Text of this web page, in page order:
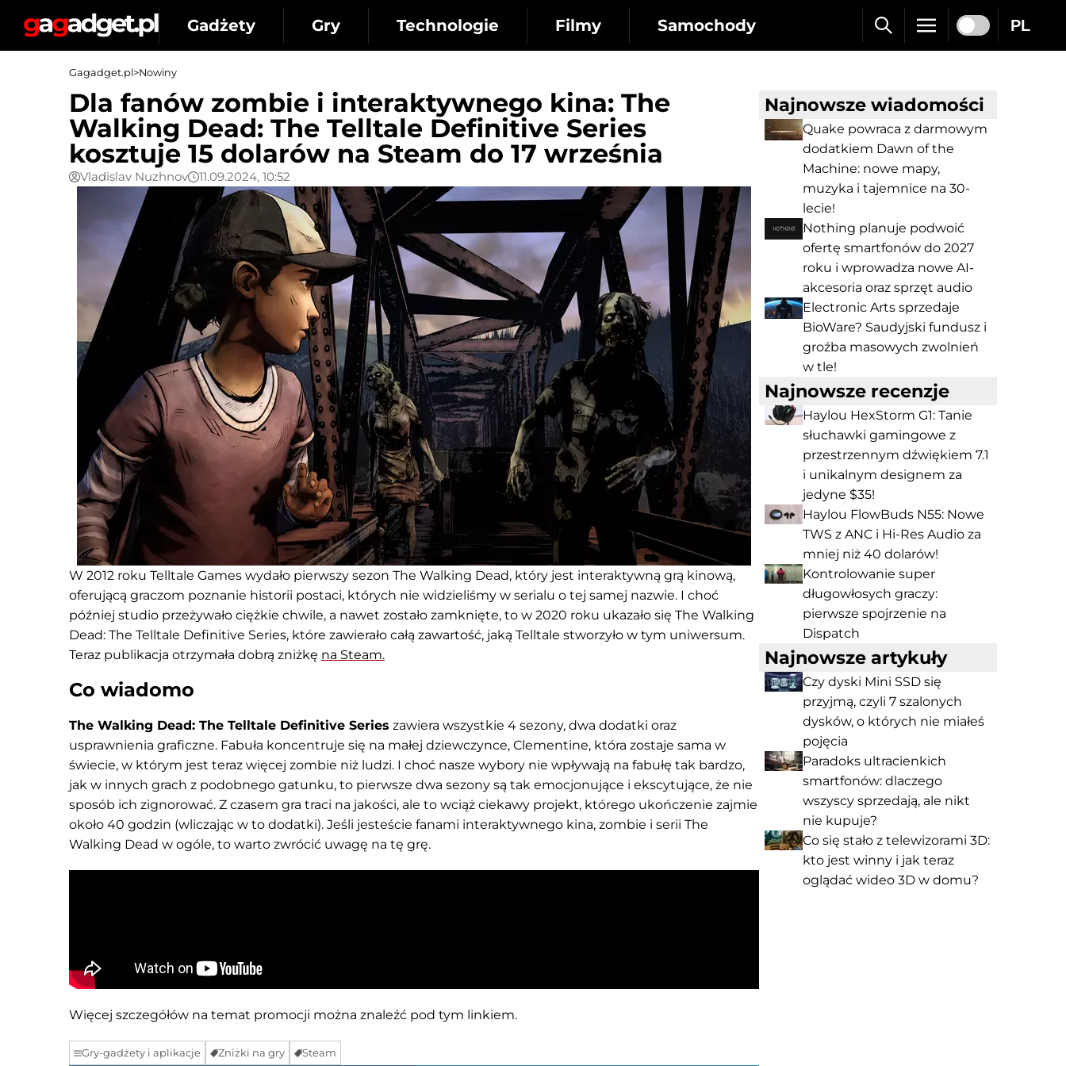
Gadżety Gry Technologie Filmy Samochody PL
Gagadget.pl>Nowiny
Dla fanów zombie i interaktywnego kina: The
Walking Dead: The Telltale Definitive Series
kosztuje 15 dolarów na Steam do 17 września
Vladislav Nuzhnov 11.09.2024, 10:52
W 2012 roku Telltale Games wydało pierwszy sezon The Walking Dead, który jest interaktywną grą kinową,
oferującą graczom poznanie historii postaci, których nie widzieliśmy w serialu o tej samej nazwie. I choć
później studio przeżywało ciężkie chwile, a nawet zostało zamknięte, to w 2020 roku ukazało się The Walking
Dead: The Telltale Definitive Series, które zawierało całą zawartość, jaką Telltale stworzyło w tym uniwersum.
Teraz publikacja otrzymała dobrą zniżkę na Steam.
Co wiadomo
The Walking Dead: The Telltale Definitive Series zawiera wszystkie 4 sezony, dwa dodatki oraz
usprawnienia graficzne. Fabuła koncentruje się na małej dziewczynce, Clementine, która zostaje sama w
świecie, w którym jest teraz więcej zombie niż ludzi. I choć nasze wybory nie wpływają na fabułę tak bardzo,
jak w innych grach z podobnego gatunku, to pierwsze dwa sezony są tak emocjonujące i ekscytujące, że nie
sposób ich zignorować. Z czasem gra traci na jakości, ale to wciąż ciekawy projekt, którego ukończenie zajmie
około 40 godzin (wliczając w to dodatki). Jeśli jesteście fanami interaktywnego kina, zombie i serii The
Walking Dead w ogóle, to warto zwrócić uwagę na tę grę.
Więcej szczegółów na temat promocji można znaleźć pod tym linkiem.
Gry-gadżety i aplikacje Zniżki na gry Steam
Najnowsze wiadomości
Quake powraca z darmowym
dodatkiem Dawn of the
Machine: nowe mapy,
muzyka i tajemnice na 30-
lecie!
Nothing planuje podwoić
ofertę smartfonów do 2027
roku i wprowadza nowe AI-
akcesoria oraz sprzęt audio
Electronic Arts sprzedaje
BioWare? Saudyjski fundusz i
groźba masowych zwolnień
w tle!
Najnowsze recenzje
Haylou HexStorm G1: Tanie
słuchawki gamingowe z
przestrzennym dźwiękiem 7.1
i unikalnym designem za
jedyne $35!
Haylou FlowBuds N55: Nowe
TWS z ANC i Hi-Res Audio za
mniej niż 40 dolarów!
Kontrolowanie super
długowłosych graczy:
pierwsze spojrzenie na
Dispatch
Najnowsze artykuły
Czy dyski Mini SSD się
przyjmą, czyli 7 szalonych
dysków, o których nie miałeś
pojęcia
Paradoks ultracienkich
smartfonów: dlaczego
wszyscy sprzedają, ale nikt
nie kupuje?
Co się stało z telewizorami 3D:
kto jest winny i jak teraz
oglądać wideo 3D w domu?